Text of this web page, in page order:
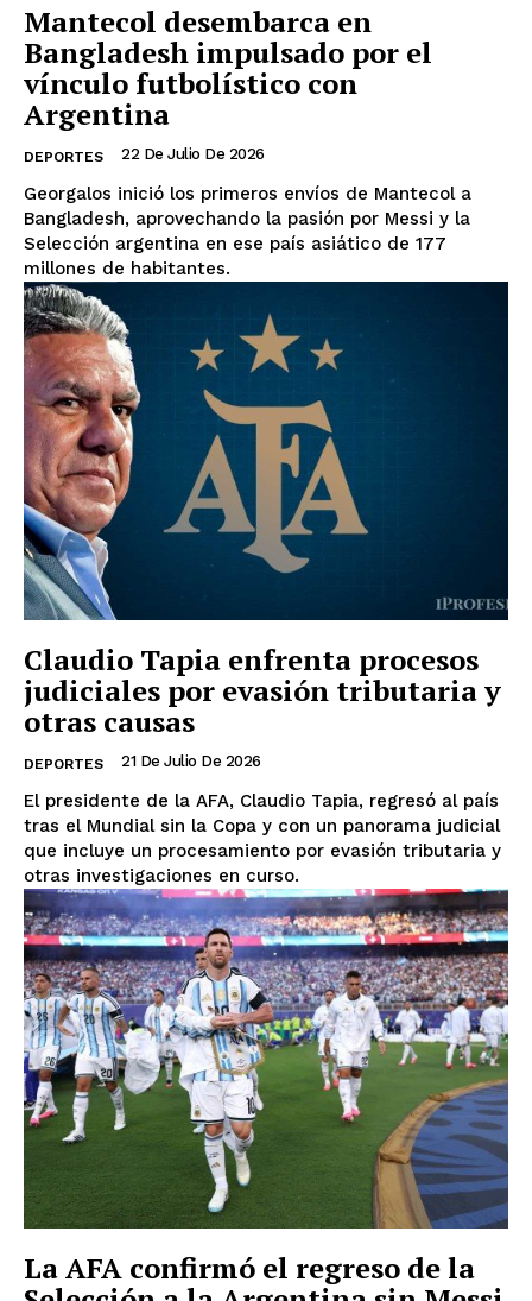
Mantecol desembarca en
Bangladesh impulsado por el
vínculo futbolístico con
Argentina
DEPORTES 22 De Julio De 2026
Georgalos inició los primeros envíos de Mantecol a
Bangladesh, aprovechando la pasión por Messi y la
Selección argentina en ese país asiático de 177
millones de habitantes.
Claudio Tapia enfrenta procesos
judiciales por evasión tributaria y
otras causas
DEPORTES 21 De Julio De 2026
El presidente de la AFA, Claudio Tapia, regresó al país
tras el Mundial sin la Copa y con un panorama judicial
que incluye un procesamiento por evasión tributaria y
otras investigaciones en curso.
La AFA confirmó el regreso de la